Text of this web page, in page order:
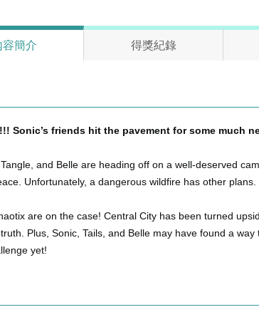
容簡介 得獎紀錄
Sonic’s friends hit the pavement for some much
and Belle are heading off on a well-deserved
Unfortunately, a dangerous wildfire has other
are on the case! Central City has been turned
Plus, Sonic, Tails, and Belle may have found a
yet!